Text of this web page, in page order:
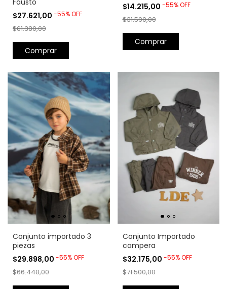
$27.621,00 -55%OFF
$61.380,00
Comprar
$14.215,00 -55%OFF
$31.590,00
Comprar
Conjunto importado 3
piezas
$29.898,00 -55%OFF
$66.440,00
Conjunto Importado
campera
$32.175,00 -55%OFF
$71.500,00